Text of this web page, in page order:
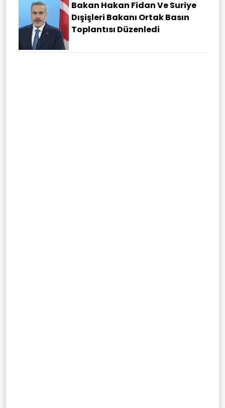
Bakan Hakan Fidan Ve Suriye
Dışişleri Bakanı Ortak Basın
Toplantısı Düzenledi